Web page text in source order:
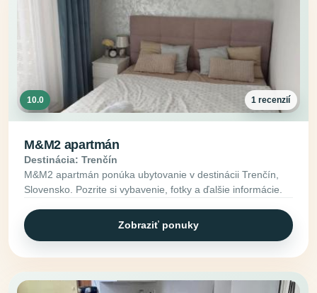
10.0 1 recenzií
M&M2 apartmán
Destinácia: Trenčín
M&M2 apartmán ponúka ubytovanie v destinácii Trenčín,
Slovensko. Pozrite si vybavenie, fotky a ďalšie informácie.
Zobraziť ponuky